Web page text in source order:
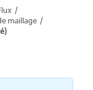
maillage